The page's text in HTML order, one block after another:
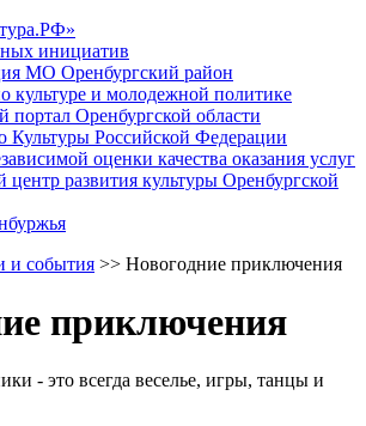
инициатив
МО Оренбургский район
культуре и молодежной политике
портал Оренбургской области
Культуры Российской Федерации
оценки качества оказания услуг
центр развития культуры Оренбургской
и события >> Новогодние приключения
приключения
- это всегда веселье, игры, танцы и